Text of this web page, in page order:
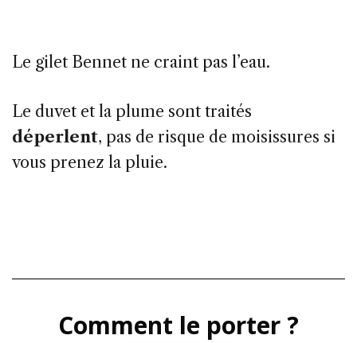
Le gilet Bennet ne craint pas l’eau.
Le duvet et la plume sont traités
déperlent, pas de risque de moisissures si
vous prenez la pluie.
Comment le porter ?